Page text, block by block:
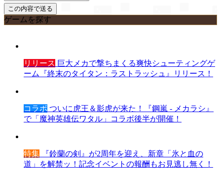
ゲームを探す
リリース 巨大メカで撃ちまくる爽快シューティングゲ
ーム『終末のタイタン：ラストラッシュ』リリース！
コラボ ついに虎王＆影虎が来た！『鋼嵐 - メカラシ』
で「魔神英雄伝ワタル」コラボ後半が開催！
特集 『鈴蘭の剣』が2周年を迎え、新章「氷と血の
道」を解禁ッ！記念イベントの報酬もお見逃し無く！